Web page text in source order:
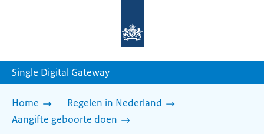
homepage
Single Digital Gateway
Home
Regelen in Nederland
Aangifte geboorte doen